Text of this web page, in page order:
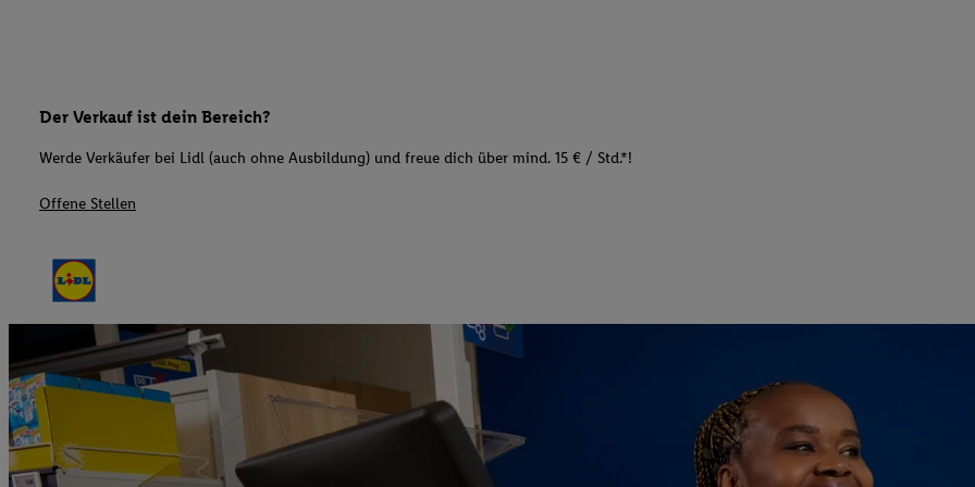
Der Verkauf ist dein Bereich?
Werde Verkäufer bei Lidl (auch ohne Ausbildung) und freue dich über mind. 15 € / Std.*!
Offene Stellen